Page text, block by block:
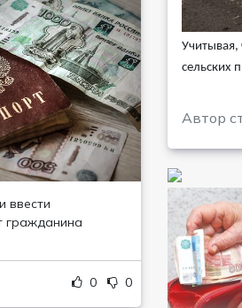
ввести
гражданина
0 0
Учитывая,
сельских
Автор